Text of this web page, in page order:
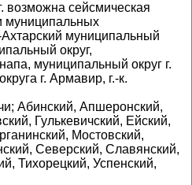
возможна сейсмическая
муниципальных
муниципальный
округ,
муниципальный округ г.
г. Армавир, г.-к.
Абинский, Апшеронский,
Гулькевичский, Ейский,
Мостовский,
Северский, Славянский,
Тихорецкий, Успенский,